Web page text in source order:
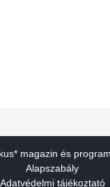
magazin és
Alapszabály
Adatvédelmi tájékoztató